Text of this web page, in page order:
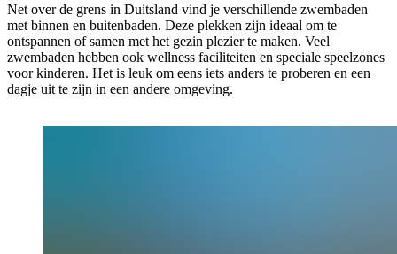
Net over de grens in Duitsland vind je verschillende zwembaden
met binnen en buitenbaden. Deze plekken zijn ideaal om te
ontspannen of samen met het gezin plezier te maken. Veel
zwembaden hebben ook wellness faciliteiten en speciale speelzones
voor kinderen. Het is leuk om eens iets anders te proberen en een
dagje uit te zijn in een andere omgeving.